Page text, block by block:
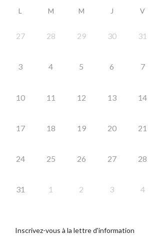
L M M J V
27 28 29 30 31
3 4 5 6 7
10 11 12 13 14
17 18 19 20 21
24 25 26 27 28
31 1 2 3 4
Inscrivez-vous à la lettre d'information